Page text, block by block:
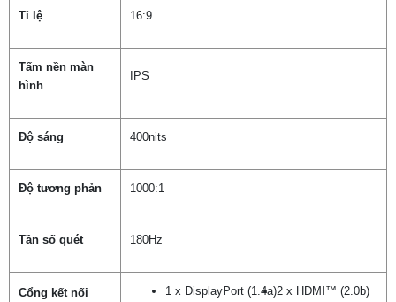
Tỉ lệ 16:9
Tấm nền màn
hình
IPS
Độ sáng 400nits
Độ tương phản 1000:1
Tần số quét 180Hz
Cổng kết nối 1 x DisplayPort (1.4a)2 x HDMI™ (2.0b)